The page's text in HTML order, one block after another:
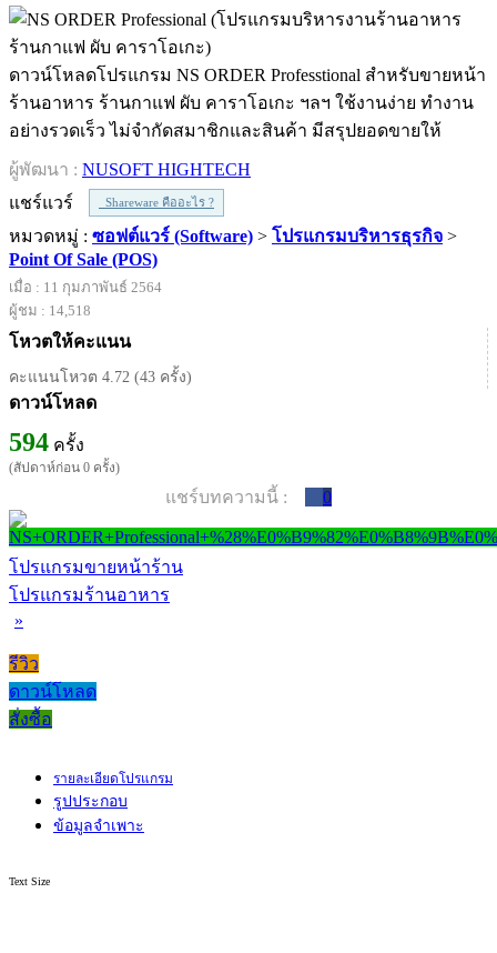
ดาวน์โหลดโปรแกรม NS ORDER Professtional สำหรับขายหน้า
ร้านอาหาร ร้านกาแฟ ผับ คาราโอเกะ ฯลฯ ใช้งานง่าย ทำงาน
อย่างรวดเร็ว ไม่จำกัดสมาชิกและสินค้า มีสรุปยอดขายให้
ผู้พัฒนา : NUSOFT HIGHTECH
แชร์แวร์
Shareware คืออะไร ?
หมวดหมู่ : ซอฟต์แวร์ (Software) > โปรแกรมบริหารธุรกิจ >
Point Of Sale (POS)
เมื่อ : 11 กุมภาพันธ์ 2564
ผู้ชม : 14,518
โหวตให้คะแนน
คะแนนโหวต 4.72 (43 ครั้ง)
ดาวน์โหลด
594 ครั้ง
(สัปดาห์ก่อน 0 ครั้ง)
แชร์บทความนี้ : 0
โปรแกรมขายหน้าร้าน
โปรแกรมร้านอาหาร
»
รีวิว
ดาวน์โหลด
สั่งซื้อ
รายละเอียดโปรแกรม
รูปประกอบ
ข้อมูลจำเพาะ
Text Size